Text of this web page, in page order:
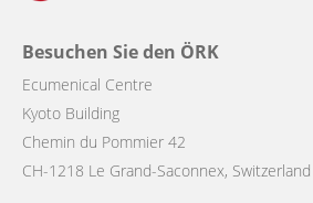
Besuchen Sie den ÖRK
Ecumenical Centre
Kyoto Building
Chemin du Pommier 42
CH-1218 Le Grand-Saconnex, Switzerland